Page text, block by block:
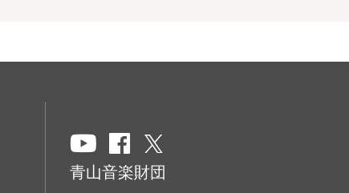
青山音楽財団